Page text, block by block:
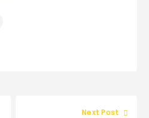
Next Post